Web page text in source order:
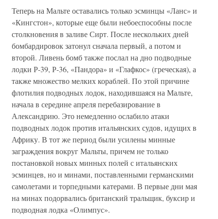
Теперь на Мальте оставались только эсминцы «Ланс» и
«Кингстон», которые еще были небоеспособны после
столкновения в заливе Сирт. После нескольких дней
бомбардировок затонул сначала первый, а потом и
второй. Ливень бомб также послал на дно подводные
лодки Р-39, Р-36, «Пандора» и «Глафкос» (греческая), а
также множество мелких кораблей. По этой причине
флотилия подводных лодок, находившаяся на Мальте,
начала в середине апреля перебазирование в
Александрию. Это немедленно ослабило атаки
подводных лодок против итальянских судов, идущих в
Африку. В тот же период были усилены минные
заграждения вокруг Мальты, причем не только
постановкой новых минных полей с итальянских
эсминцев, но и минами, поставленными германскими
самолетами и торпедными катерами. В первые дни мая
на минах подорвались британский тральщик, буксир и
подводная лодка «Олимпус».